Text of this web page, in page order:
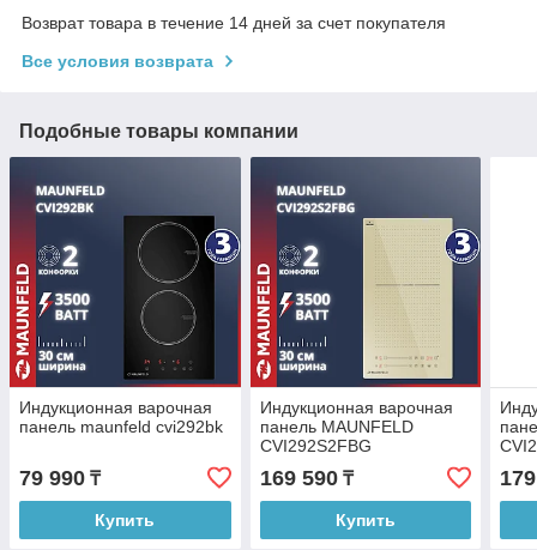
Возврат товара в течение 14 дней за счет покупателя
Все условия возврата
Подобные товары компании
Индукционная варочная
панель maunfeld cvi292bk
79 990 ₸
Купить
Индукционная варочная
панель MAUNFELD
CVI292S2FBG
169 590₸
Купить